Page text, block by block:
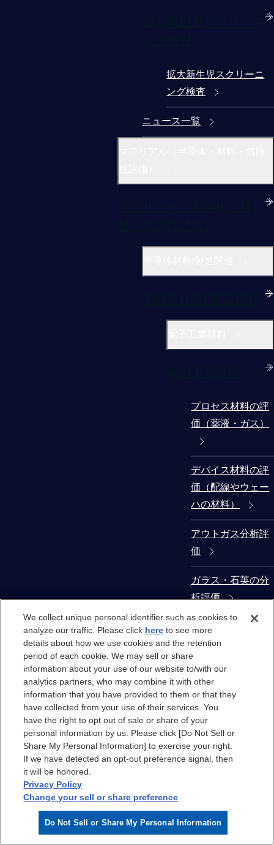
拡大新生児スクリーニ
ング検査
ニュース一覧
プロセス材料の評
価（薬液・ガス）
デバイス材料の評
価（配線やウェー
ハの材料）
アウトガス分析評
価
ガラス・石英の分
析評価
コンタミネーショ
ン・異物解析
製造装置部材から
の抽出物・溶出物
評価
クリーンルーム
クリーンルームエ
アのケミカル汚染
We collect unique personal identifier such as cookies to
analyze our traffic. Please click here to see more
details about how we use cookies and the retention
period of each cookie. We may sell or share
information about your use of our website to/with our
analytics partners, who may combine it with other
information that you have provided to them or that they
have collected from your use of their services. You
have the right to opt out of sale or share of your
personal information by us. Please click [Do Not Sell or
Share My Personal Information] to exercise your right.
If we have detected an opt-out preference signal, then
it will be honored.
Privacy Policy
Change your sell or share preference
Do Not Sell or Share My Personal Information